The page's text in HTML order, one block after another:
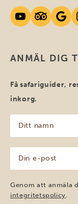
ANMÄL DIG
Få safariguider,
inkorg.
namn
(Obligatoriskt)
post
(Obligatoriskt)
Genom att anmäla
integritetspolicy